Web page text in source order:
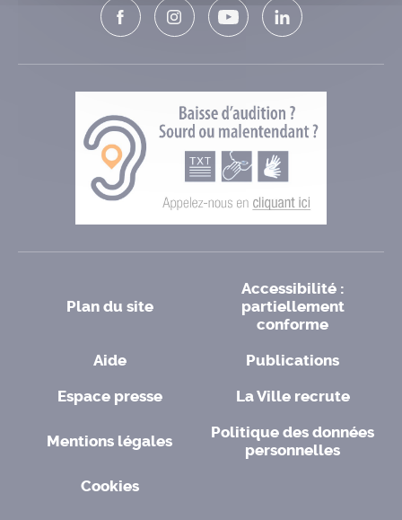
Plan du site
Accessibilité :
partiellement
conforme
Aide
Publications
Espace presse
La Ville recrute
Mentions légales
Politique des données
personnelles
Cookies